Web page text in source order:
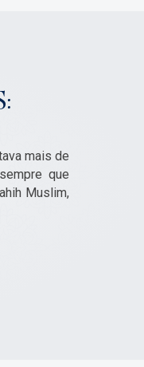
mais de
que
Muslim,